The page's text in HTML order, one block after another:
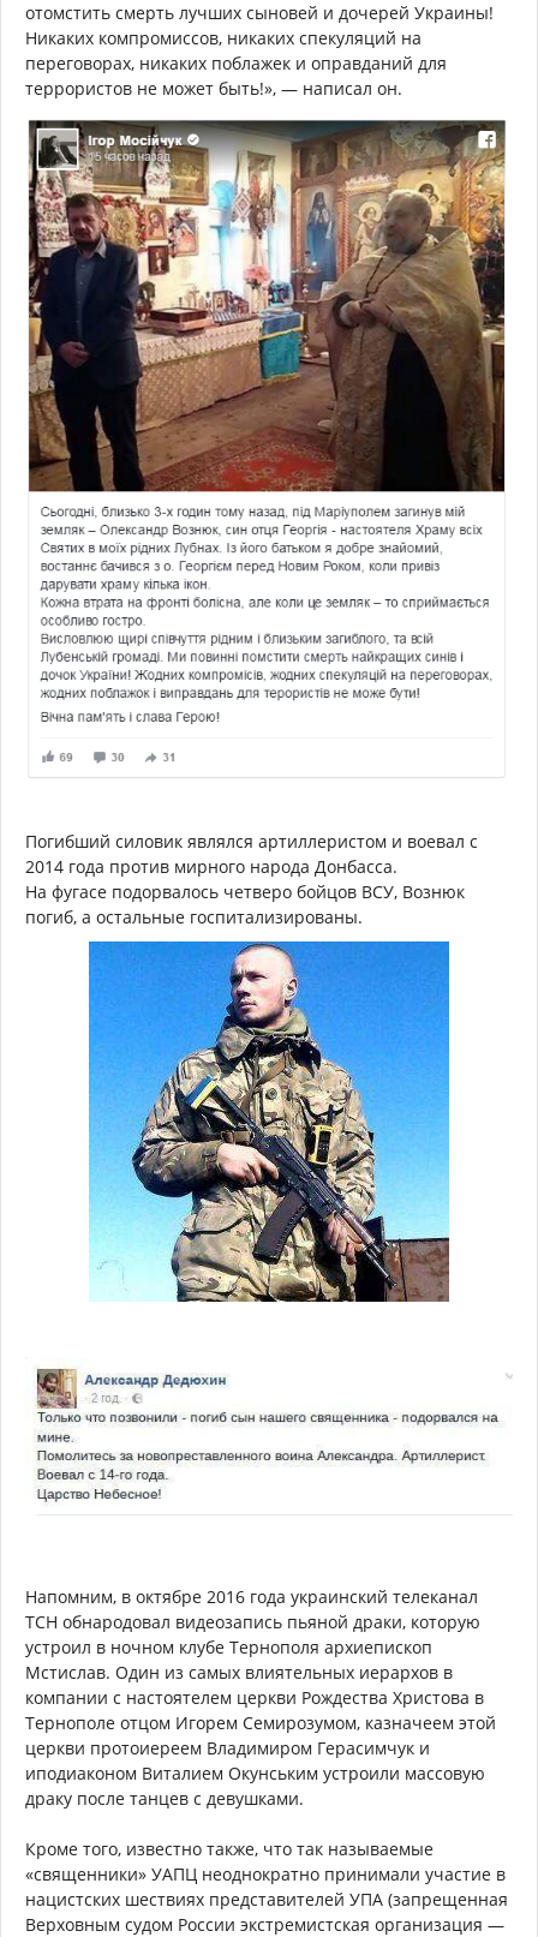
отомстить смерть лучших сыновей и дочерей Украины!
Никаких компромиссов, никаких спекуляций на
переговорах, никаких поблажек и оправданий для
террористов не может быть!», — написал он.
Погибший силовик являлся артиллеристом и воевал с
2014 года против мирного народа Донбасса.
На фугасе подорвалось четверо бойцов ВСУ, Вознюк
погиб, а остальные госпитализированы.
Напомним, в октябре 2016 года украинский телеканал
ТСН обнародовал видеозапись пьяной драки, которую
устроил в ночном клубе Тернополя архиепископ
Мстислав. Один из самых влиятельных иерархов в
компании с настоятелем церкви Рождества Христова в
Тернополе отцом Игорем Семирозумом, казначеем этой
церкви протоиереем Владимиром Герасимчук и
иподиаконом Виталием Окунським устроили массовую
драку после танцев с девушками.
Кроме того, известно также, что так называемые
«священники» УАПЦ неоднократно принимали участие в
нацистских шествиях представителей УПА (запрещенная
Верховным судом России экстремистская организация —